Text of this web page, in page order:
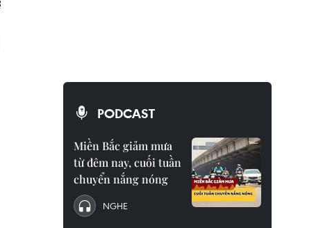
PODCAST
Miền Bắc giảm mưa
từ đêm nay, cuối tuần
chuyển nắng nóng
NGHE